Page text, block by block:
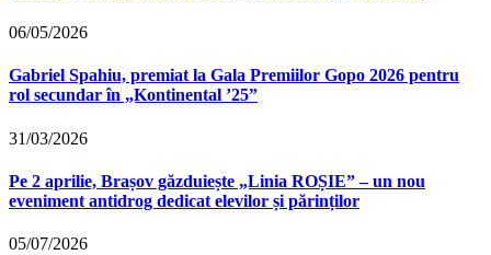
06/05/2026
Gabriel Spahiu, premiat la Gala Premiilor Gopo 2026 pentru
rol secundar în „Kontinental ’25”
31/03/2026
Pe 2 aprilie, Brașov găzduiește „Linia ROȘIE” – un nou
eveniment antidrog dedicat elevilor și părinților
05/07/2026